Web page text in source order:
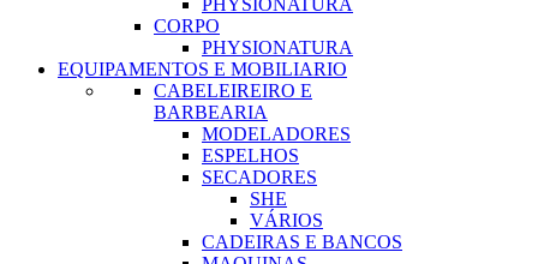
CORPO
PHYSIONATURA
EQUIPAMENTOS E MOBILIARIO
CABELEIREIRO E
BARBEARIA
MODELADORES
ESPELHOS
SECADORES
SHE
VÁRIOS
CADEIRAS E BANCOS